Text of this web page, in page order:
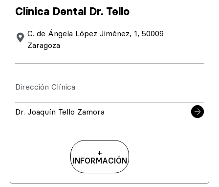
Clínica Dental Dr. Tello
C. de Ángela López Jiménez, 1, 50009
Zaragoza
Dirección Clínica
Dr. Joaquín Tello Zamora
+
INFORMACIÓN